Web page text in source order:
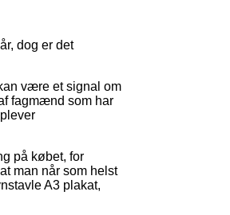
dog er det
være et signal om
fagmænd som har
på købet, for
man når som helst
A3 plakat,